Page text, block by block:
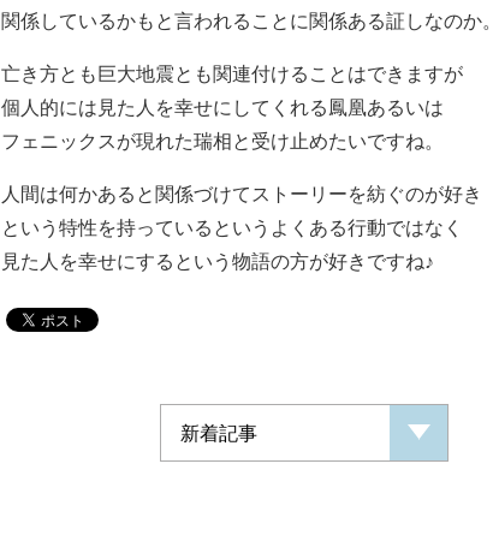
関係しているかもと言われることに関係ある証しなのか。
亡き方とも巨大地震とも関連付けることはできますが
個人的には見た人を幸せにしてくれる鳳凰あるいは
フェニックスが現れた瑞相と受け止めたいですね。
人間は何かあると関係づけてストーリーを紡ぐのが好き
という特性を持っているというよくある行動ではなく
見た人を幸せにするという物語の方が好きですね♪